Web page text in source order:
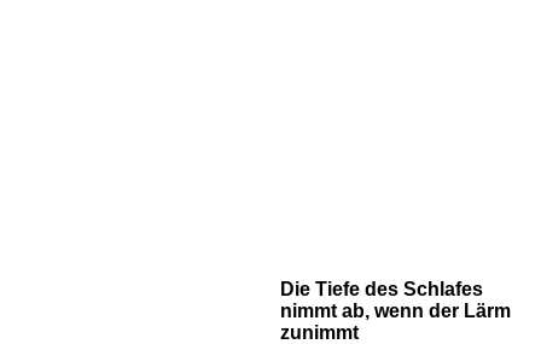
Die Tiefe des Schlafes
nimmt ab, wenn der Lärm
zunimmt